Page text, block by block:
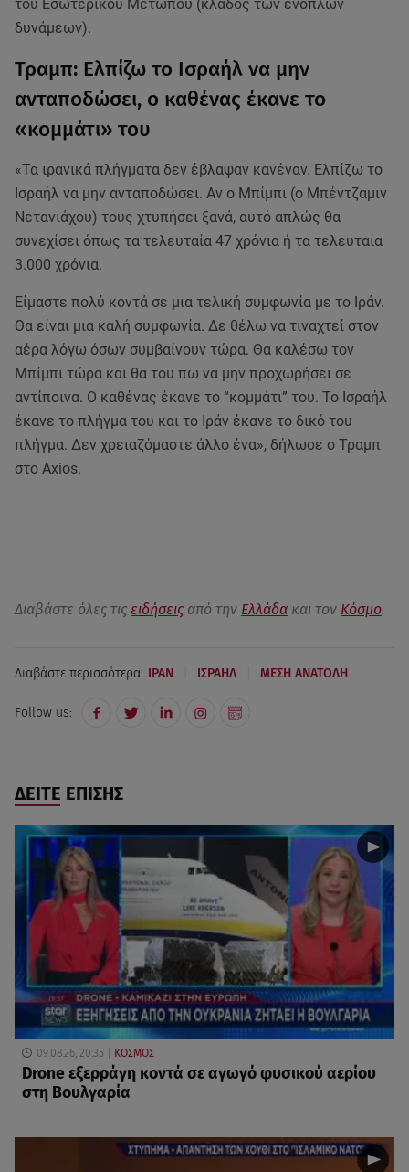
του Εσωτερικού Μετώπου (κλάδος των ενόπλων
δυνάμεων).
Τραμπ: Ελπίζω το Ισραήλ να μην
ανταποδώσει, ο καθένας έκανε το
«κομμάτι» του
«Τα ιρανικά πλήγματα δεν έβλαψαν κανέναν. Ελπίζω το
Ισραήλ να μην ανταποδώσει. Αν ο Μπίμπι (ο Μπέντζαμιν
Νετανιάχου) τους χτυπήσει ξανά, αυτό απλώς θα
συνεχίσει όπως τα τελευταία 47 χρόνια ή τα τελευταία
3.000 χρόνια.
Είμαστε πολύ κοντά σε μια τελική συμφωνία με το Ιράν.
Θα είναι μια καλή συμφωνία. Δε θέλω να τιναχτεί στον
αέρα λόγω όσων συμβαίνουν τώρα. Θα καλέσω τον
Μπίμπι τώρα και θα του πω να μην προχωρήσει σε
αντίποινα. Ο καθένας έκανε το “κομμάτι” του. Το Ισραήλ
έκανε το πλήγμα του και το Ιράν έκανε το δικό του
πλήγμα. Δεν χρειαζόμαστε άλλο ένα», δήλωσε ο Τραμπ
στο Axios.
Διαβάστε όλες τις ειδήσεις από την Ελλάδα και τον Κόσμο.
Διαβάστε περισσότερα: ΙΡΑΝ ΙΣΡΑΗΛ ΜΕΣΗ ΑΝΑΤΟΛΗ
Follow us:
ΔΕΙΤΕ ΕΠΙΣΗΣ
09.08.26, 20:35 ΚΟΣΜΟΣ
Drone εξερράγη κοντά σε αγωγό φυσικού αερίου
στη Βουλγαρία